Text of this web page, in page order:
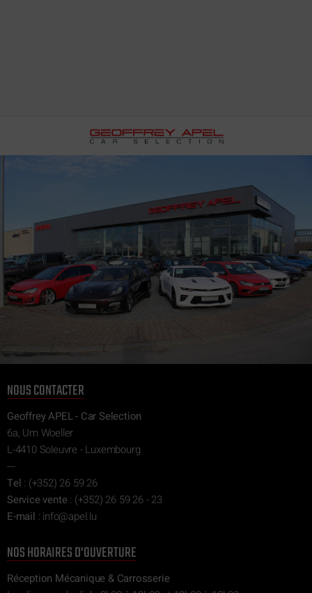
NOUS CONTACTER
Geoffrey APEL - Car Selection
6a, Um Woeller
L-4410 Soleuvre - Luxembourg
---
Tel : (+352) 26 59 26
Service vente: (+352) 26 59 26 - 23
E-mail : ul.l
epa@of
ni
NOS HORAIRES D'OUVERTURE
Réception Mécanique & Carrosserie